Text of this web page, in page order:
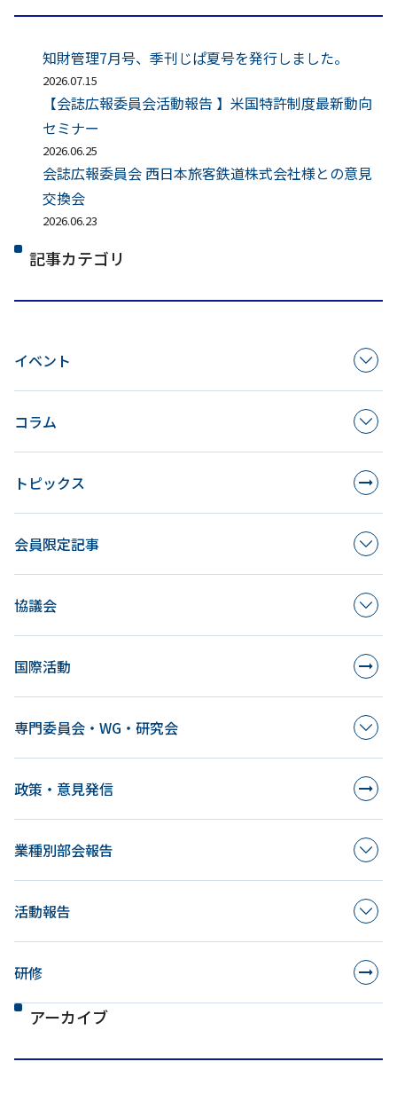
知財管理7月号、季刊じぱ夏号を発行しました。
2026.07.15
【会誌広報委員会活動報告 】米国特許制度最新動向
セミナー
2026.06.25
会誌広報委員会 西日本旅客鉄道株式会社様との意見
交換会
2026.06.23
記事カテゴリ
イベント
コラム
トピックス
会員限定記事
協議会
国際活動
専門委員会・WG・研究会
政策・意見発信
業種別部会報告
活動報告
研修
アーカイブ